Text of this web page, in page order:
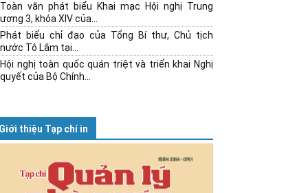
Toàn văn phát biểu Khai mạc Hội nghị Trung
ương 3, khóa XIV của...
Phát biểu chỉ đạo của Tổng Bí thư, Chủ tịch
nước Tô Lâm tại...
Hội nghị toàn quốc quán triệt và triển khai Nghị
quyết của Bộ Chính...
thiệu Tạp chí in